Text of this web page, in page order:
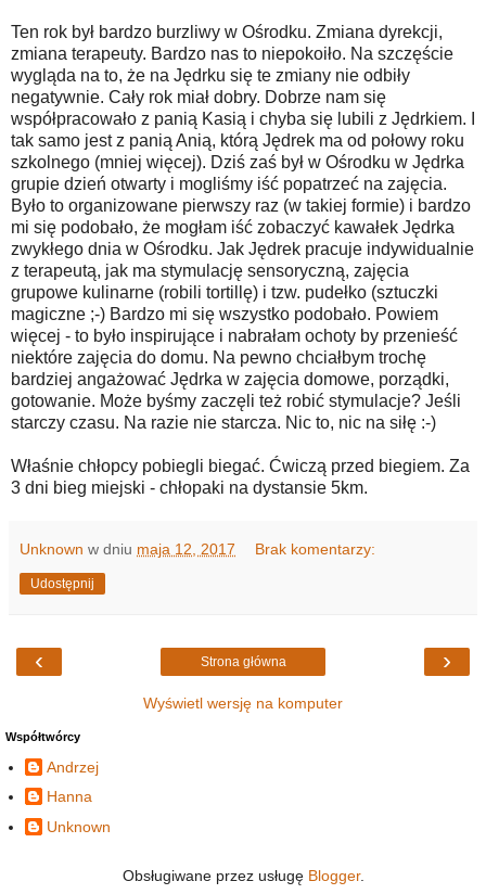
Ten rok był bardzo burzliwy w Ośrodku. Zmiana dyrekcji,
zmiana terapeuty. Bardzo nas to niepokoiło. Na szczęście
wygląda na to, że na Jędrku się te zmiany nie odbiły
negatywnie. Cały rok miał dobry. Dobrze nam się
współpracowało z panią Kasią i chyba się lubili z Jędrkiem. I
tak samo jest z panią Anią, którą Jędrek ma od połowy roku
szkolnego (mniej więcej). Dziś zaś był w Ośrodku w Jędrka
grupie dzień otwarty i mogliśmy iść popatrzeć na zajęcia.
Było to organizowane pierwszy raz (w takiej formie) i bardzo
mi się podobało, że mogłam iść zobaczyć kawałek Jędrka
zwykłego dnia w Ośrodku. Jak Jędrek pracuje indywidualnie
z terapeutą, jak ma stymulację sensoryczną, zajęcia
grupowe kulinarne (robili tortillę) i tzw. pudełko (sztuczki
magiczne ;-) Bardzo mi się wszystko podobało. Powiem
więcej - to było inspirujące i nabrałam ochoty by przenieść
niektóre zajęcia do domu. Na pewno chciałbym trochę
bardziej angażować Jędrka w zajęcia domowe, porządki,
gotowanie. Może byśmy zaczęli też robić stymulacje? Jeśli
starczy czasu. Na razie nie starcza. Nic to, nic na siłę :-)
Właśnie chłopcy pobiegli biegać. Ćwiczą przed biegiem. Za
3 dni bieg miejski - chłopaki na dystansie 5km.
Unknown w dniu maja 12, 2017 Brak komentarzy:
Udostępnij
‹ ›
Strona główna
Wyświetl wersję na komputer
Współtwórcy
Andrzej
Hanna
Unknown
Obsługiwane przez usługę Blogger.